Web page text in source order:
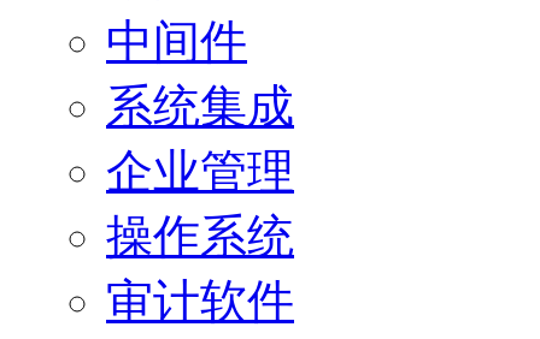
中间件
系统集成
企业管理
操作系统
审计软件